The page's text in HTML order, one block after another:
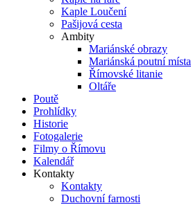
Kaple Loučení
Pašijová cesta
Ambity
Mariánské obrazy
Mariánská poutní místa
Římovské litanie
Oltáře
Poutě
Prohlídky
Historie
Fotogalerie
Filmy o Římovu
Kalendář
Kontakty
Kontakty
Duchovní farnosti